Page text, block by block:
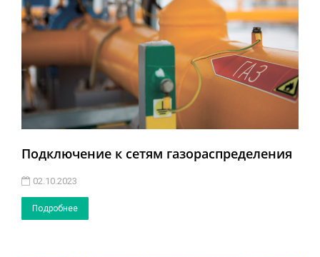
Подключение к сетям газораспределения
02.10.2023
Подробнее